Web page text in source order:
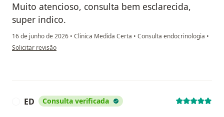
Muito atencioso, consulta bem esclarecida,
super indico.
16 de junho de 2026 • Clinica Medida Certa • Consulta endocrinologia •
na opinião do utilizador Zenon Almeida
Solicitar revisão
ED Consulta verificada